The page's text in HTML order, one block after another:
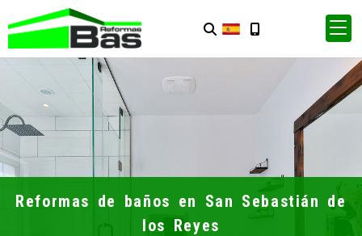
Reformas de baños en San Sebastián de
los Reyes